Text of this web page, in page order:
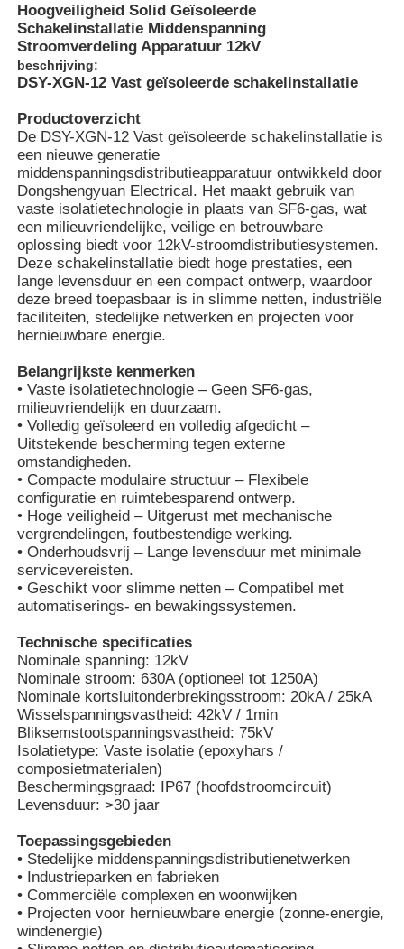
Thuis
Producten
Videos
VR-show
Over ons
Fabrieksreis
Hoogveiligheid Solid Geïsoleerde
Schakelinstallatie Middenspanning
Stroomverdeling Apparatuur 12kV
beschrijving:
DSY-XGN-12 Vast geïsoleerde schakelinstallatie
Productoverzicht
De DSY-XGN-12 Vast geïsoleerde schakelinstallatie is
een nieuwe generatie
middenspanningsdistributieapparatuur ontwikkeld door
Dongshengyuan Electrical. Het maakt gebruik van
vaste isolatietechnologie in plaats van SF6-gas, wat
een milieuvriendelijke, veilige en betrouwbare
oplossing biedt voor 12kV-stroomdistributiesystemen.
Deze schakelinstallatie biedt hoge prestaties, een
lange levensduur en een compact ontwerp, waardoor
deze breed toepasbaar is in slimme netten, industriële
faciliteiten, stedelijke netwerken en projecten voor
hernieuwbare energie.
Belangrijkste kenmerken
• Vaste isolatietechnologie – Geen SF6-gas,
milieuvriendelijk en duurzaam.
• Volledig geïsoleerd en volledig afgedicht –
Uitstekende bescherming tegen externe
omstandigheden.
• Compacte modulaire structuur – Flexibele
configuratie en ruimtebesparend ontwerp.
• Hoge veiligheid – Uitgerust met mechanische
vergrendelingen, foutbestendige werking.
• Onderhoudsvrij – Lange levensduur met minimale
servicevereisten.
• Geschikt voor slimme netten – Compatibel met
automatiserings- en bewakingssystemen.
Technische specificaties
Nominale spanning: 12kV
Nominale stroom: 630A (optioneel tot 1250A)
Nominale kortsluitonderbrekingsstroom: 20kA / 25kA
Wisselspanningsvastheid: 42kV / 1min
Bliksemstootspanningsvastheid: 75kV
Isolatietype: Vaste isolatie (epoxyhars /
composietmaterialen)
Beschermingsgraad: IP67 (hoofdstroomcircuit)
Levensduur: >30 jaar
Toepassingsgebieden
• Stedelijke middenspanningsdistributienetwerken
• Industrieparken en fabrieken
• Commerciële complexen en woonwijken
• Projecten voor hernieuwbare energie (zonne-energie,
windenergie)